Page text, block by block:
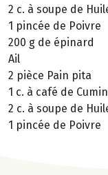
2 c. à soupe de
1 pincée de Poivre
200 g de épinard
Ail
2 pièce Pain pita
1 c. à café de Cumin
2 c. à soupe de
1 pincée de Poivre